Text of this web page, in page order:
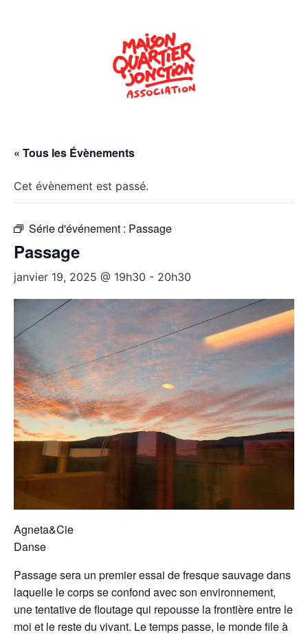
« Tous les Évènements
Cet évènement est passé.
Série d'événement : Passage
Passage
janvier 19, 2025 @ 19h30 - 20h30
Agneta&Cie
Danse
Passage sera un premier essai de fresque sauvage dans
laquelle le corps se confond avec son environnement,
une tentative de floutage qui repousse la frontière entre le
moi et le reste du vivant. Le temps passe, le monde file à